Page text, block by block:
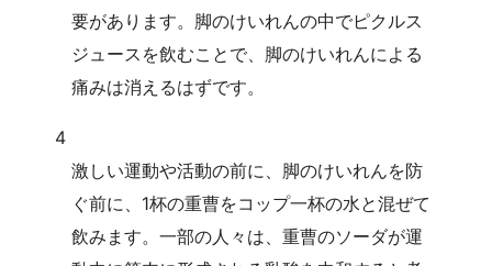
要があります。脚のけいれんの中でピクルス
ジュースを飲むことで、脚のけいれんによる
痛みは消えるはずです。
4
激しい運動や活動の前に、脚のけいれんを防
ぐ前に、1杯の重曹をコップ一杯の水と混ぜて
飲みます。一部の人々は、重曹のソーダが運